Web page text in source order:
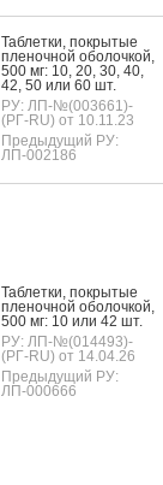
Таб­летки, пок­ры­тые
пле­ноч­ной обо­лоч­кой,
500 мг: 10, 20, 30, 40,
42, 50 или 60 шт.
РУ: ЛП-№(003661)-
(РГ-RU) от 10.11.23
Предыдущий РУ:
ЛП-002186
Таб­летки, пок­ры­тые
пле­ноч­ной обо­лоч­кой,
500 мг: 10 или 42 шт.
РУ: ЛП-№(014493)-
(РГ-RU) от 14.04.26
Предыдущий РУ:
ЛП-000666